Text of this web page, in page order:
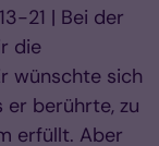
21 | Bei der
die
wünschte sich
er berührte, zu
erfüllt. Aber